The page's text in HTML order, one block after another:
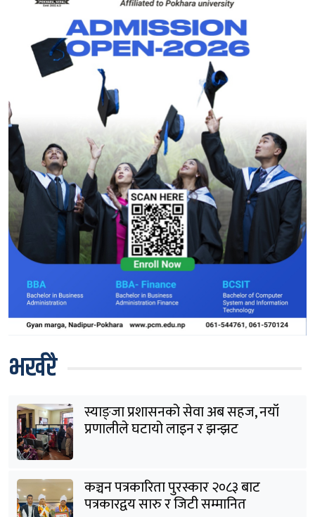
भर्खरै
स्याङ्जा प्रशासनको सेवा अब सहज, नयाँ
प्रणालीले घटायो लाइन र झन्झट
कञ्चन पत्रकारिता पुरस्कार २०८३ बाट
पत्रकारद्वय सारु र जिटी सम्मानित